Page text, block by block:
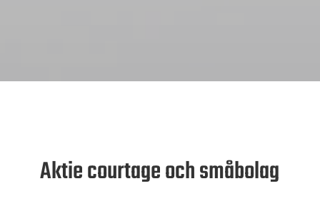
Aktie courtage och småbolag